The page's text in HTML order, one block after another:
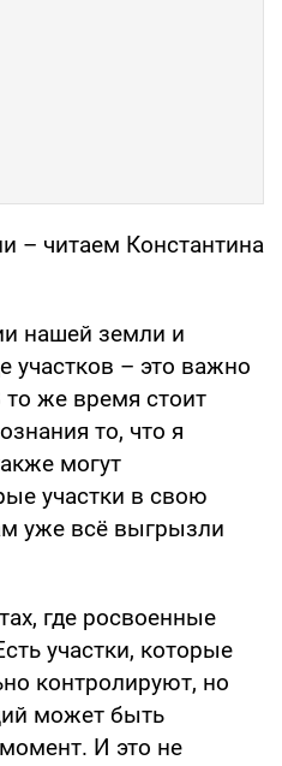
– читаем Константина
нашей земли и
участков – это важно
же время стоит
то, что я
могут
участки в свою
уже всё выгрызли
где росвоенные
участки, которые
контролируют, но
может быть
И это не